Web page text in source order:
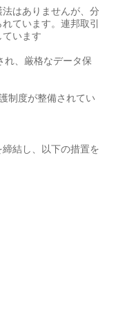
はありませんが、分
ています。連邦取引
います
れ、厳格なデータ保
制度が整備されてい
結し、以下の措置を